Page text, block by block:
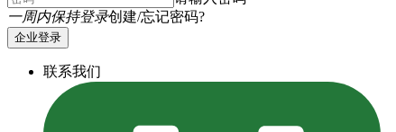
一周内保持登录创建/忘记密码?
企业登录
联系我们